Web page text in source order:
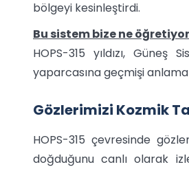
bölgeyi kesinleştirdi.
Bu sistem bize ne
HOPS-315 yıldızı,
yaparcasına geçmişi
Gözlerimizi Kozmik
HOPS-315 çevresinde
doğduğunu canlı olarak